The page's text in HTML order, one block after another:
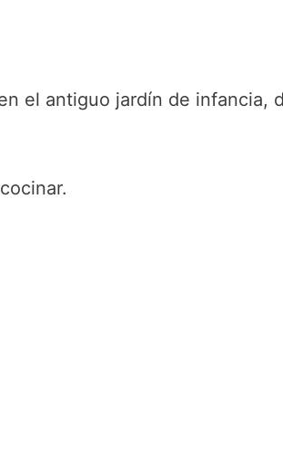
el antiguo jardín de infancia,